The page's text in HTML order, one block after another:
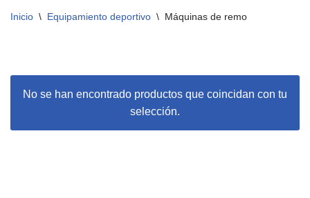
Inicio \ Equipamiento deportivo \ Máquinas de remo
No se han encontrado productos que coincidan con tu
selección.